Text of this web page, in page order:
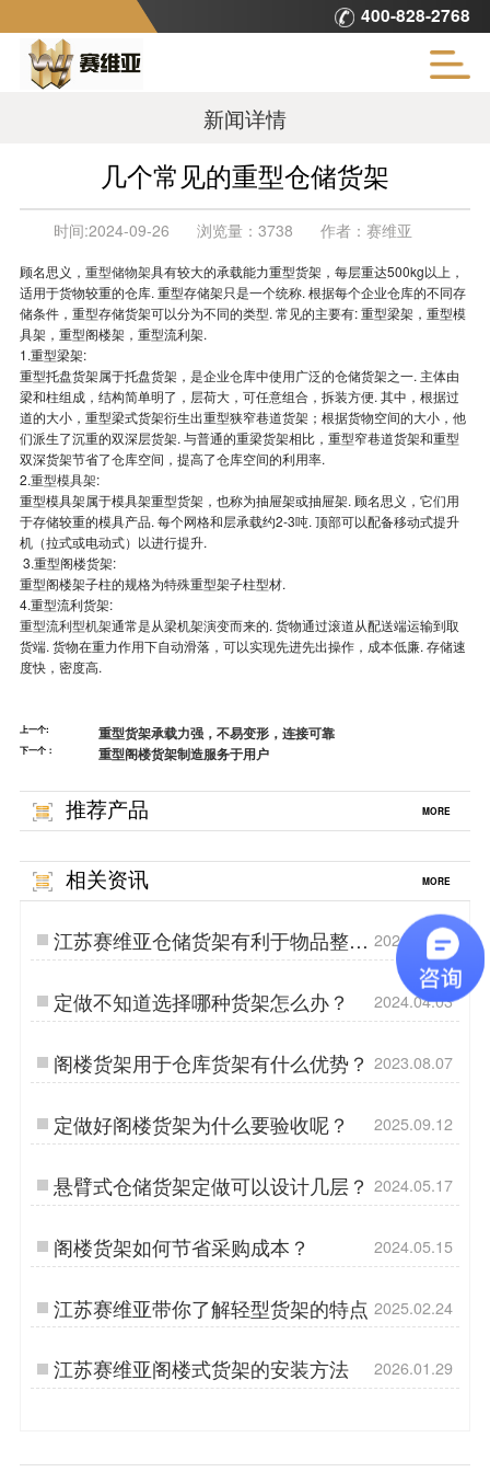
400-828-2768
新闻详情
几个常见的重型仓储货架
时间:2024-09-26 浏览量： 3738 作者： 赛维亚
顾名思义， 重型储物架具有较大的承载能力重型货架，每层重达500kg以上，
适用于货物较重的仓库. 重型存储架只是一个统称. 根据每个企业仓库的不同存
储条件，重型存储货架可以分为不同的类型. 常见的主要有: 重型梁架，重型模
具架，重型阁楼架，重型流利架.
1.重型梁架:
重型托盘货架属于托盘货架，是企业仓库中使用广泛的仓储货架之一. 主体由
梁和柱组成，结构简单明了，层荷大，可任意组合，拆装方便. 其中，根据过
道的大小，重型梁式货架衍生出重型狭窄巷道货架；根据货物空间的大小，他
们派生了沉重的双深层货架. 与普通的重梁货架相比，重型窄巷道货架和重型
双深货架节省了仓库空间，提高了仓库空间的利用率.
2.重型模具架:
重型模具架属于模具架重型货架，也称为抽屉架或抽屉架. 顾名思义，它们用
于存储较重的模具产品. 每个网格和层承载约2-3吨. 顶部可以配备移动式提升
机（拉式或电动式）以进行提升.
3.重型阁楼货架:
重型阁楼架子柱的规格为特殊重型架子柱型材.
4.重型流利货架:
重型流利型机架通常是从梁机架演变而来的. 货物通过滚道从配送端运输到取
货端. 货物在重力作用下自动滑落，可以实现先进先出操作，成本低廉. 存储速
度快，密度高.
上一个: 重型货架承载力强，不易变形，连接可靠
下一个： 重型阁楼货架制造服务于用户
推荐产品 MORE
相关资讯 MORE
江苏赛维亚仓储货架有利于物品整理
和仓库整洁
2026.01.15
定做不知道选择哪种货架怎么办？ 2024.04.03
阁楼货架用于仓库货架有什么优势？ 2023.08.07
定做好阁楼货架为什么要验收呢？ 2025.09.12
悬臂式仓储货架定做可以设计几层？ 2024.05.17
阁楼货架如何节省采购成本？ 2024.05.15
江苏赛维亚带你了解轻型货架的特点 2025.02.24
江苏赛维亚阁楼式货架的安装方法 2026.01.29